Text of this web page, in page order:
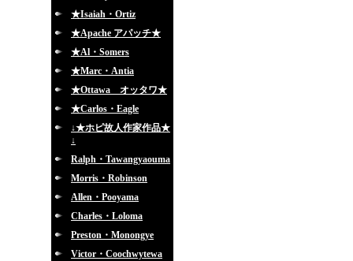
★Isaiah・Ortiz
★Apache アパッチ★
★Al・Somers
★Marc・Antia
★Ottawa オッタワ★
★Carlos・Eagle
↓★ホピ故人作家作品★
↓
Ralph・Tawangyaouma
Morris・Robinson
Allen・Pooyama
Charles・Loloma
Preston・Monongye
Victor・Coochwytewa